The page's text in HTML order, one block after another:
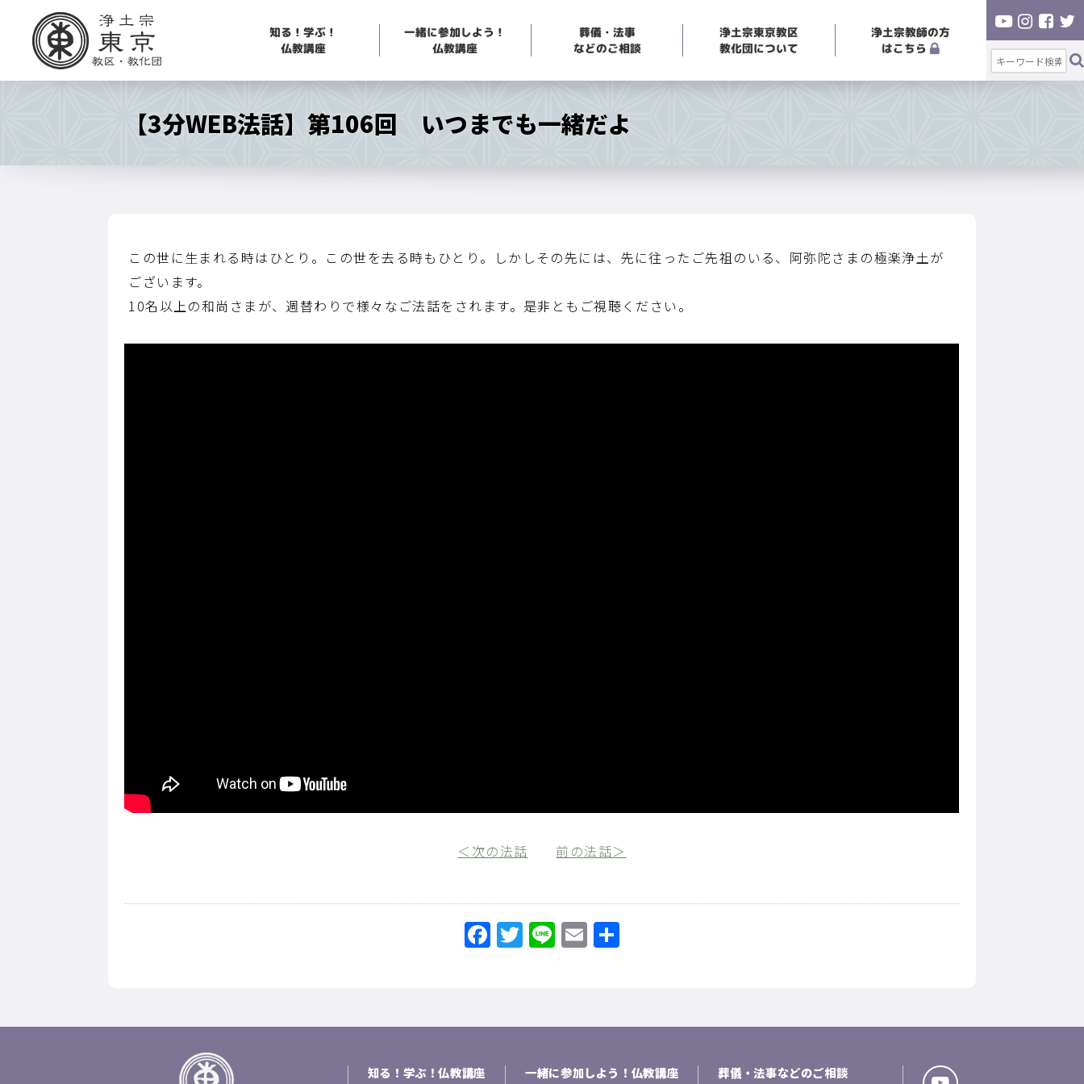
知る！学ぶ！
仏教講座
一緒に参加しよう！
仏教講座
葬儀・法事
などのご相談
浄土宗東京教区
教化団について
浄土宗教師の方
はこちら
【3分WEB法話】第106回 いつまでも一緒だよ
この世に生まれる時はひとり。この世を去る時もひとり。しかしその先には、先に往ったご先祖のいる、阿弥陀さまの極楽浄土が
ございます。
10名以上の和尚さまが、週替わりで様々なご法話をされます。是非ともご視聴ください。
＜次の法話 前の法話＞
Facebook
Twitter
LineEmail
知る！学ぶ！仏教講座 一緒に参加しよう！仏教講座 葬儀・法事などのご相談